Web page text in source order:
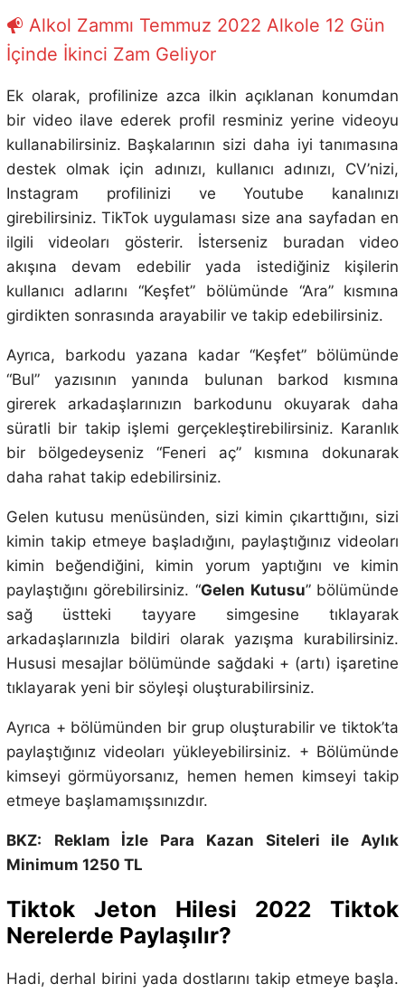
Alkol Zammı Temmuz 2022 Alkole 12 Gün
İçinde İkinci Zam Geliyor
Ek olarak, profilinize azca ilkin açıklanan konumdan
bir video ilave ederek profil resminiz yerine videoyu
kullanabilirsiniz. Başkalarının sizi daha iyi tanımasına
destek olmak için adınızı, kullanıcı adınızı, CV’nizi,
Instagram profilinizi ve Youtube kanalınızı
girebilirsiniz. TikTok uygulaması size ana sayfadan en
ilgili videoları gösterir. İsterseniz buradan video
akışına devam edebilir yada istediğiniz kişilerin
kullanıcı adlarını “Keşfet” bölümünde “Ara” kısmına
girdikten sonrasında arayabilir ve takip edebilirsiniz.
Ayrıca, barkodu yazana kadar “Keşfet” bölümünde
“Bul” yazısının yanında bulunan barkod kısmına
girerek arkadaşlarınızın barkodunu okuyarak daha
süratli bir takip işlemi gerçekleştirebilirsiniz. Karanlık
bir bölgedeyseniz “Feneri aç” kısmına dokunarak
daha rahat takip edebilirsiniz.
Gelen kutusu menüsünden, sizi kimin çıkarttığını, sizi
kimin takip etmeye başladığını, paylaştığınız videoları
kimin beğendiğini, kimin yorum yaptığını ve kimin
paylaştığını görebilirsiniz. “Gelen Kutusu” bölümünde
sağ üstteki tayyare simgesine tıklayarak
arkadaşlarınızla bildiri olarak yazışma kurabilirsiniz.
Hususi mesajlar bölümünde sağdaki + (artı) işaretine
tıklayarak yeni bir söyleşi oluşturabilirsiniz.
Ayrıca + bölümünden bir grup oluşturabilir ve tiktok’ta
paylaştığınız videoları yükleyebilirsiniz. + Bölümünde
kimseyi görmüyorsanız, hemen hemen kimseyi takip
etmeye başlamamışsınızdır.
BKZ:
Reklam İzle Para Kazan Siteleri ile Aylık
Minimum 1250 TL
Tiktok Jeton Hilesi 2022 Tiktok
Nerelerde Paylaşılır?
Hadi, derhal birini yada dostlarını takip etmeye başla.